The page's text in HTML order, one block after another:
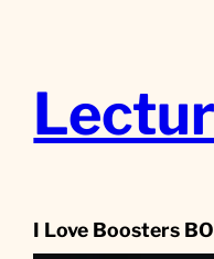
I Love Boosters BO